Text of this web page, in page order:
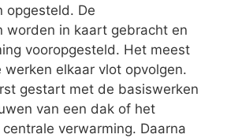
opgesteld. De
worden in kaart gebracht en
vooropgesteld. Het meest
elkaar vlot opvolgen.
gestart met de basiswerken
van een dak of het
verwarming. Daarna